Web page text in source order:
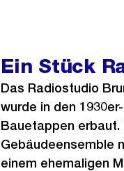
e
r
i
g
e
s
Ein Stück
Das Radiostudio
wurde in den
Bauetappen erbaut.
Gebäudeensemble
einem ehemaligen